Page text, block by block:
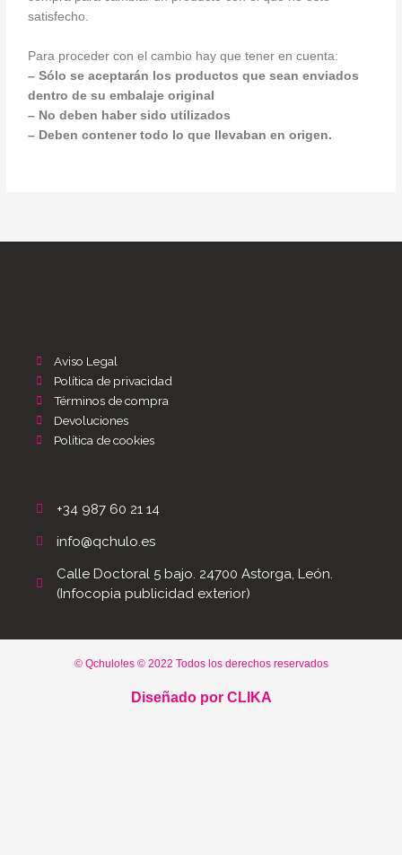
satisfecho.
Para proceder con el cambio hay que tener en cuenta:
– Sólo se aceptarán los productos que sean enviados
dentro de su embalaje original
– No deben haber sido utilizados
– Deben contener todo lo que llevaban en origen.
Aviso Legal
Política de privacidad
Términos de compra
Devoluciones
Política de cookies
+34 987 60 21 14
info@qchulo.es
Calle Doctoral 5 bajo. 24700 Astorga, León.
(Infocopia publicidad exterior)
© Qchulo!es © 2022 Todos los derechos reservados
Diseñado por CLIKA